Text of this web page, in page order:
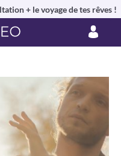
+ le voyage de tes rêves !